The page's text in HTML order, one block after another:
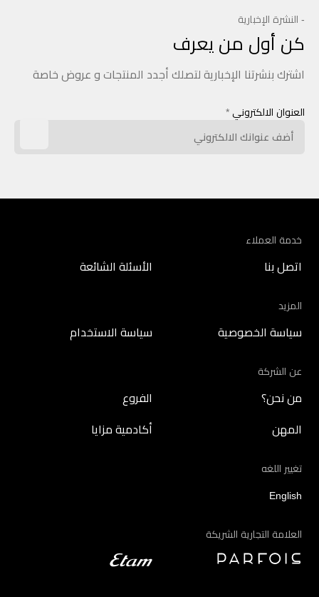
- النشرة الإخبارية
كن أول من يعرف
اشترك بنشرتنا الإخبارية لتصلك أجدد المنتجات و عروض خاصة
العنوان الالكتروني *
خدمة العملاء
اتصل بنا الأسئلة الشائعة
المزيد
سياسة الخصوصية سياسة الاستخدام
عن الشركة
من نحن؟ الفروع
المهن أكادمية مزايا
تغيير اللغه
English
العلامة التجارية الشريكة